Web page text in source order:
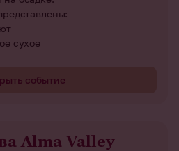
сухое
событие
Alma Valley